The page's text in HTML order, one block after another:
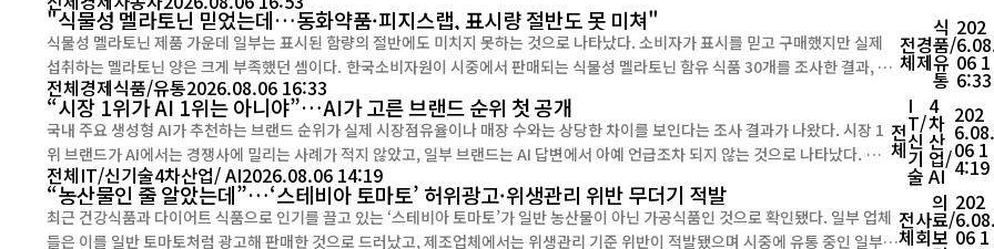
봐도 성장세는 뚜렷하다. 지리자동차그룹은 지난 7월 글로벌 판매...
"식물성 멜라토닌 믿었는데…동화약품·피지스랩, 표시량 절반도 못 미쳐"
식물성 멜라토닌 제품 가운데 일부는 표시된 함량의 절반에도 미치지 못하는 것으로 나타났다. 소비자가 표시를 믿고 구매했지만 실제
섭취하는 멜라토닌 양은 크게 부족했던 셈이다. 한국소비자원이 시중에서 판매되는 식물성 멜라토닌 함유 식품 30개를 조사한 결과, 2개
전체경제식품/유통2026.08.06 16:33
전
체
경
제
식
품/
유
통
202
06 1
6:33
“시장 1위가 AI 1위는 아니야”…AI가 고른 브랜드 순위 첫 공개
국내 주요 생성형 AI가 추천하는 브랜드 순위가 실제 시장점유율이나 매장 수와는 상당한 차이를 보인다는 조사 결과가 나왔다. 시장 1
위 브랜드가 AI에서는 경쟁사에 밀리는 사례가 적지 않았고, 일부 브랜드는 AI 답변에서 아예 언급조차 되지 않는 것으로 나타났다. ㈜
에이아이빅스랩(AIBIX lab)은 6일 식품·외식(F&B) 및 프랜차이즈 분야 30개 카테고리, 715개 브랜드를 대상으로 한 국내 최초의 AI
브랜드 경쟁력 ...
전체IT/신기술4차산업/ AI2026.08.06 14:19
전
체
I
T/
신
기
술
4
차
산
업/
AI
202
6.08.
06 1
4:19
“농산물인 줄 알았는데”…‘스테비아 토마토’ 허위광고·위생관리 위반 무더기 적발
최근 건강식품과 다이어트 식품으로 인기를 끌고 있는 ‘스테비아 토마토’가 일반 농산물이 아닌 가공식품인 것으로 확인됐다. 일부 업체
들은 이를 일반 토마토처럼 광고해 판매한 것으로 드러났고, 제조업체에서는 위생관리 기준 위반이 적발됐으며 시중에 유통 중인 일부
전
체
사
회
의
료/
보
202
6.08.
06 1